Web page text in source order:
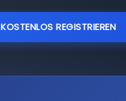
KOSTENLOS REGISTRIEREN